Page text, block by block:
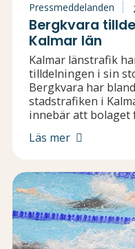
Pressmeddelanden
Bergkvara
Kalmar län
Kalmar länstrafik
tilldelningen i sin
Bergkvara har
stadstrafiken i
innebär att bolaget
Läs mer